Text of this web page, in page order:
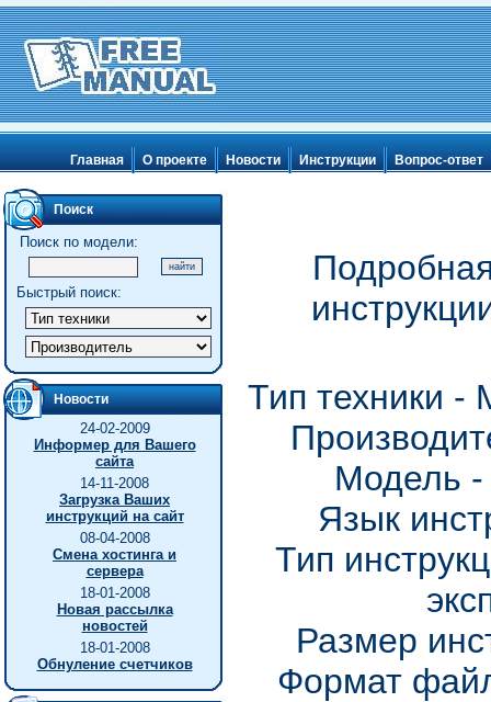
Главная О проекте Новости Инструкции Вопрос-ответ
Поиск
Поиск по модели:
Быстрый поиск:
Новости
24-02-2009
Информер для Вашего
сайта
14-11-2008
Загрузка Ваших
инструкций на сайт
08-04-2008
Смена хостинга и
сервера
18-01-2008
Новая рассылка
новостей
18-01-2008
Обнуление счетчиков
Тип техники -
Модель -
Язык
Тип
Размер
Формат